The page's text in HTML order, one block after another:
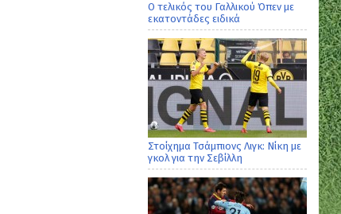
Ο τελικός του Γαλλικού Όπεν με
εκατοντάδες ειδικά
Στοίχημα Τσάμπιονς Λιγκ: Νίκη με
γκολ για την Σεβίλλη